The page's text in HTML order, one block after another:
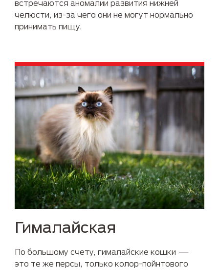
встречаются аномалии развития нижней
челюсти, из-за чего они не могут нормально
принимать пищу.
Гималайская
По большому счету, гималайские кошки —
это те же персы, только колор-пойнтового